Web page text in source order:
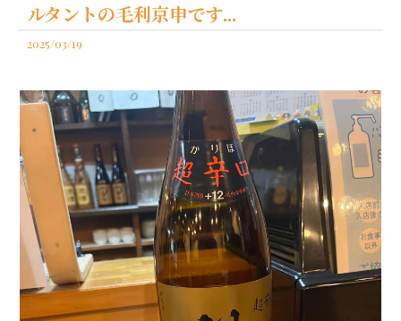
ルタントの毛利京申です...
2025/03/19